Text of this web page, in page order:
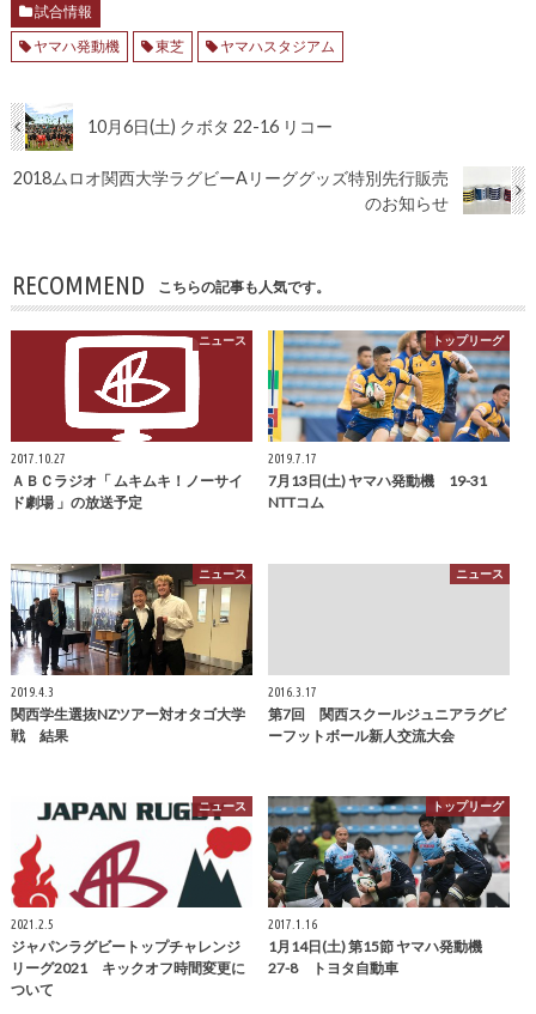
試合情報
ヤマハ発動機
東芝 ヤマハスタジアム
10月6日(土) クボタ 22-16 リコー
2018ムロオ関西大学ラグビーAリーググッズ特別先行販売
のお知らせ
RECOMMEND こちらの記事も人気です。
ニュース
2017.10.27
ＡＢＣラジオ「 ムキムキ！ノーサイ
ド劇場 」の放送予定
トップリーグ
2019.7.17
7月13日(土) ヤマハ発動機 19-31
NTTコム
ニュース
2019.4.3
関西学生選抜NZツアー対オタゴ大学
戦 結果
ニュース
2016.3.17
第7回 関西スクールジュニアラグビ
ーフットボール新人交流大会
ニュース
2021.2.5
ジャパンラグビートップチャレンジ
リーグ2021 キックオフ時間変更に
ついて
トップリーグ
2017.1.16
1月14日(土) 第15節 ヤマハ発動機
27-8 トヨタ自動車